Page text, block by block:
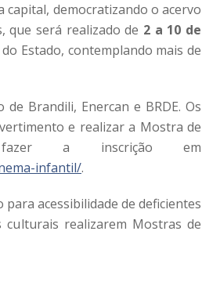
capital, democratizando o acervo
que será realizado de 2 a 10 de
Estado, contemplando mais de
Brandili, Enercan e BRDE. Os
e realizar a Mostra de
a inscrição em
infantil/.
para acessibilidade de deficientes
realizarem Mostras de